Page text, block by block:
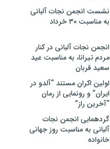
نشست انجمن نجات آلبانی
به مناسبت ۳۰ خرداد
انجمن نجات آلبانی در کنار
مردم تیرانا، به مناسبت عید
سعید قربان
اولین اکران مستند “آلدو در
ایران” و رونمایی از رمان
“آخرین راز”
گردهمایی انجمن نجات
آلبانی به مناسبت روز جهانی
خانواده